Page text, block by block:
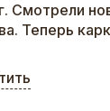
Смотрели
Теперь